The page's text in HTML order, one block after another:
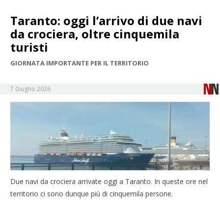
Taranto: oggi l’arrivo di due navi
da crociera, oltre cinquemila
turisti
GIORNATA IMPORTANTE PER IL TERRITORIO
7 Giugno 2026
Due navi da crociera arrivate oggi a Taranto. In queste ore nel
territorio ci sono dunque più di cinquemila persone.